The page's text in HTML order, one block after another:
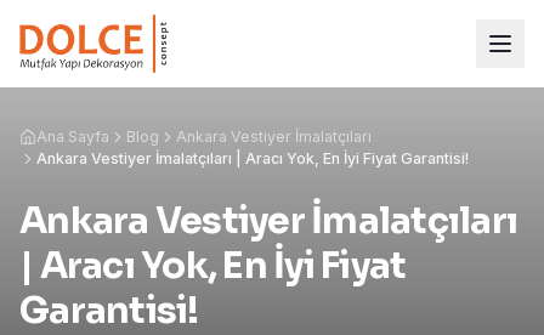
Ana Sayfa Blog
Ankara Vestiyer İmalatçıları
Ankara Vestiyer İmalatçıları | Aracı Yok, En İyi Fiyat Garantisi!
Ankara Vestiyer İmalatçıları
| Aracı Yok, En İyi Fiyat
Garantisi!